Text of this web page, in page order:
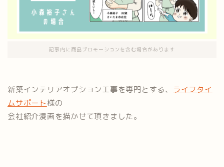
記事内に商品プロモーションを含む場合があります
新築インテリアオプション工事を専門とする、 ライフタイ
ムサポート様の
会社紹介漫画を描かせて頂きました。